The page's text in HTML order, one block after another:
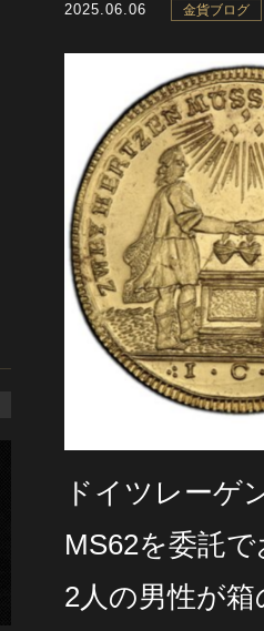
2025.06.06 金貨ブログ
ドイツレーゲ
MS62を委託
2人の男性が